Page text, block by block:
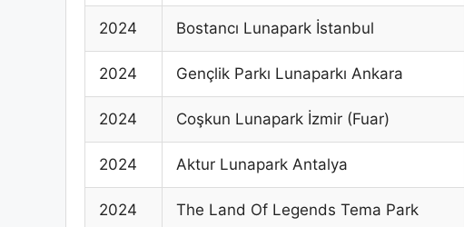
2024 Bostancı Lunapark İstanbul
2024 Gençlik Parkı Lunaparkı Ankara
2024 Coşkun Lunapark İzmir (Fuar)
2024 Aktur Lunapark Antalya
2024 The Land Of Legends Tema Park